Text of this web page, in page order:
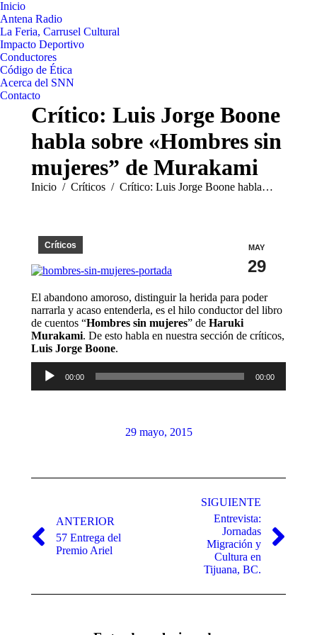
Inicio
Antena Radio
La Feria, Carrusel Cultural
Impacto Deportivo
Conductores
Código de Ética
Acerca del SNN
Contacto
Crítico: Luis Jorge Boone
habla sobre «Hombres sin
mujeres” de Murakami
Estás aquí:
Inicio Críticos Crítico: Luis Jorge Boone habla…
MAY
29
Críticos
El abandono amoroso, distinguir la herida para poder
narrarla y acaso entenderla, es el hilo conductor del libro
de cuentos “Hombres sin mujeres” de Haruki
Murakami. De esto habla en nuestra sección de críticos,
Luis Jorge Boone.
Reproductor
audio
00:00 00:00
29 mayo, 2015
publicaciones
ANTERIOR
Publicación
anterior:
57 Entrega del
Premio Ariel
SIGUIENTE
Publicación
siguiente:
Entrevista:
Jornadas
Migración y
Cultura en
Tijuana, BC.